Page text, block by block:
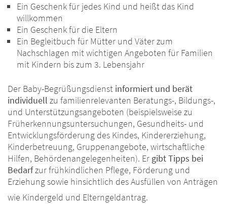
Ein Geschenk für jedes Kind und heißt das Kind
willkommen
Ein Geschenk für die Eltern
Ein Begleitbuch für Mütter und Väter zum
Nachschlagen mit wichtigen Angeboten für Familien
mit Kindern bis zum 3. Lebensjahr
Der Baby-Begrüßungsdienst informiert und berät
individuell zu familienrelevanten Beratungs-, Bildungs-,
und Unterstützungsangeboten (beispielsweise zu
Früherkennungsuntersuchungen, Gesundheits- und
Entwicklungsförderung des Kindes, Kindererziehung,
Kinderbetreuung, Gruppenangebote, wirtschaftliche
Hilfen, Behördenangelegenheiten). Er gibt Tipps bei
Bedarfzur frühkindlichen Pflege, Förderung und
Erziehung sowie hinsichtlich des Ausfüllen von Anträgen
wie Kindergeld und Elterngeldantrag.